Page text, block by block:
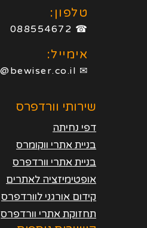
טלפון:
☎ 088554672
אימייל:
✉ support@bewiser.co.il
שירותי וורדפרס
דפי נחיתה
בניית אתרי ווקומרס
בניית אתרי וורדפרס
אופטימיזציה לאתרים
קידום אורגני לוורדפרס
תחזוקת אתרי וורדפרס